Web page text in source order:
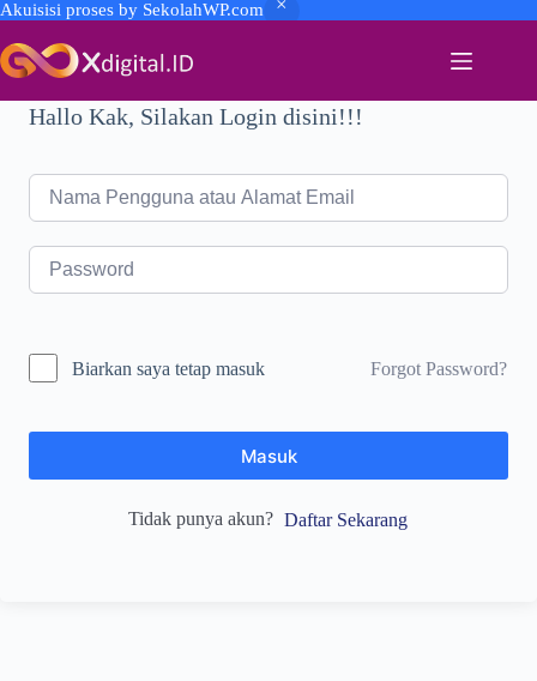
Akuisisi proses by SekolahWP.com
to
content
Hallo Kak, Silakan Login disini!!!
Biarkan saya tetap masuk Forgot Password?
Masuk
Tidak punya akun? Daftar Sekarang